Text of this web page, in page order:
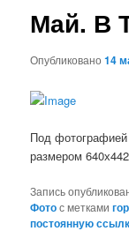
Май. В
Опубликовано14
Под
размером
Запись
Фотос метками
постоянную